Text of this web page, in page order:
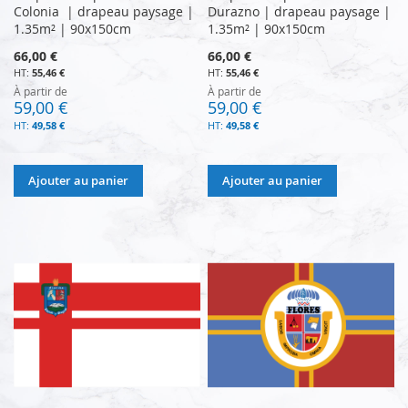
Colonia | drapeau paysage |
1.35m² | 90x150cm
66,00 €
55,46 €
À partir de
59,00 €
49,58 €
Ajouter au panier
Durazno | drapeau paysage |
1.35m² | 90x150cm
66,00 €
55,46 €
À partir de
59,00 €
49,58 €
Ajouter au panier